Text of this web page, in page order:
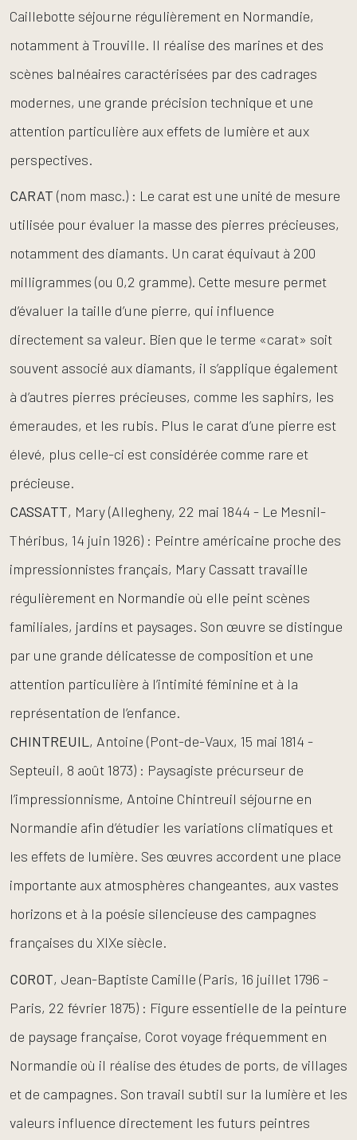
Caillebotte séjourne régulièrement en Normandie,
notamment à Trouville. Il réalise des marines et des
scènes balnéaires caractérisées par des cadrages
modernes, une grande précision technique et une
attention particulière aux effets de lumière et aux
perspectives.
CARAT (nom masc.) : Le carat est une unité de mesure
utilisée pour évaluer la masse des pierres précieuses,
notamment des diamants. Un carat équivaut à 200
milligrammes (ou 0,2 gramme). Cette mesure permet
d’évaluer la taille d’une pierre, qui influence
directement sa valeur. Bien que le terme «carat» soit
souvent associé aux diamants, il s’applique également
à d’autres pierres précieuses, comme les saphirs, les
émeraudes, et les rubis. Plus le carat d’une pierre est
élevé, plus celle-ci est considérée comme rare et
précieuse.
CASSATT, Mary (Allegheny, 22 mai 1844 - Le Mesnil-
Théribus, 14 juin 1926) : Peintre américaine proche des
impressionnistes français, Mary Cassatt travaille
régulièrement en Normandie où elle peint scènes
familiales, jardins et paysages. Son œuvre se distingue
par une grande délicatesse de composition et une
attention particulière à l’intimité féminine et à la
représentation de l’enfance.
CHINTREUIL , Antoine (Pont-de-Vaux, 15 mai 1814 -
Septeuil, 8 août 1873) : Paysagiste précurseur de
l’impressionnisme, Antoine Chintreuil séjourne en
Normandie afin d’étudier les variations climatiques et
les effets de lumière. Ses œuvres accordent une place
importante aux atmosphères changeantes, aux vastes
horizons et à la poésie silencieuse des campagnes
françaises du XIXe siècle.
COROT, Jean-Baptiste Camille (Paris, 16 juillet 1796 -
Paris, 22 février 1875) : Figure essentielle de la peinture
de paysage française, Corot voyage fréquemment en
Normandie où il réalise des études de ports, de villages
et de campagnes. Son travail subtil sur la lumière et les
valeurs influence directement les futurs peintres